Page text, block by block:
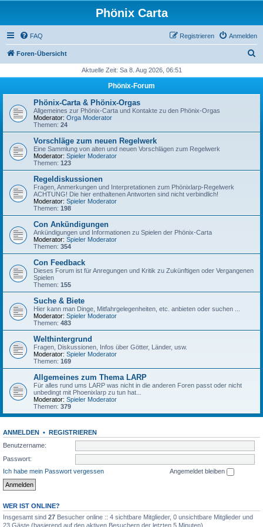
Phönix Carta
FAQ Anmelden
Registrieren
Foren-Übersicht
h
Aktuelle Zeit: Sa 8. Aug 2026, 06:51
Phönix-Forum
Phönix-Carta & Phönix-Orgas
Allgemeines zur Phönix-Carta und Kontakte zu den Phönix-Orgas
Moderator: Orga Moderator
Themen: 24
Vorschläge zum neuen Regelwerk
Eine Sammlung von alten und neuen Vorschlägen zum Regelwerk
Moderator: Spieler Moderator
Themen: 123
Regeldiskussionen
Fragen, Anmerkungen und Interpretationen zum Phönixlarp-Regelwerk
ACHTUNG! Die hier enthaltenen Antworten sind nicht verbindlich!
Moderator: Spieler Moderator
Themen: 198
Con Ankündigungen
Ankündigungen und Informationen zu Spielen der Phönix-Carta
Moderator: Spieler Moderator
Themen: 354
Con Feedback
Dieses Forum ist für Anregungen und Kritik zu Zukünftigen oder Vergangenen
Spielen
Themen: 155
Suche & Biete
Hier kann man Dinge, Mitfahrgelegenheiten, etc. anbieten oder suchen ...
Moderator: Spieler Moderator
Themen: 483
Welthintergrund
Fragen, Diskussionen, Infos über Götter, Länder, usw.
Moderator: Spieler Moderator
Themen: 169
Allgemeines zum Thema LARP
Für alles rund ums LARP was nicht in die anderen Foren passt oder nicht
unbedingt mit Phoenixlarp zu tun hat...
Moderator: Spieler Moderator
Themen: 379
ANMELDEN • REGISTRIEREN
Benutzername:
Passwort:
Ich habe mein Passwort vergessen
Angemeldet bleiben
WER IST ONLINE?
Insgesamt sind 27 Besucher online :: 4 sichtbare Mitglieder, 0 unsichtbare Mitglieder und
23 Gäste (basierend auf den aktiven Besuchern der letzten 5 Minuten)